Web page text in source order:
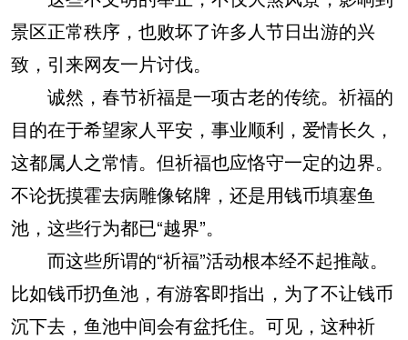
景区正常秩序，也败坏了许多人节日出游的兴
致，引来网友一片讨伐。
诚然，春节祈福是一项古老的传统。祈福的
目的在于希望家人平安，事业顺利，爱情长久，
这都属人之常情。但祈福也应恪守一定的边界。
不论抚摸霍去病雕像铭牌，还是用钱币填塞鱼
池，这些行为都已“越界”。
而这些所谓的“祈福”活动根本经不起推敲。
比如钱币扔鱼池，有游客即指出，为了不让钱币
沉下去，鱼池中间会有盆托住。可见，这种祈